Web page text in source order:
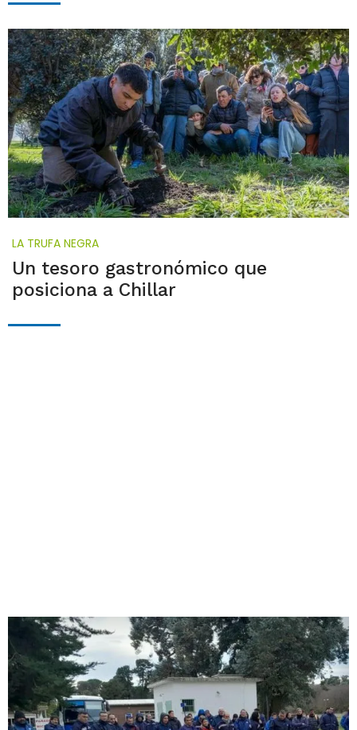
LA TRUFA NEGRA
Un tesoro gastronómico que
posiciona a Chillar